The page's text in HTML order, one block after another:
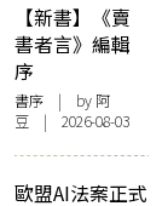
【新書】《賣
書者言》編輯
序
書序 | by 阿
豆 | 2026-08-03
歐盟AI法案正式